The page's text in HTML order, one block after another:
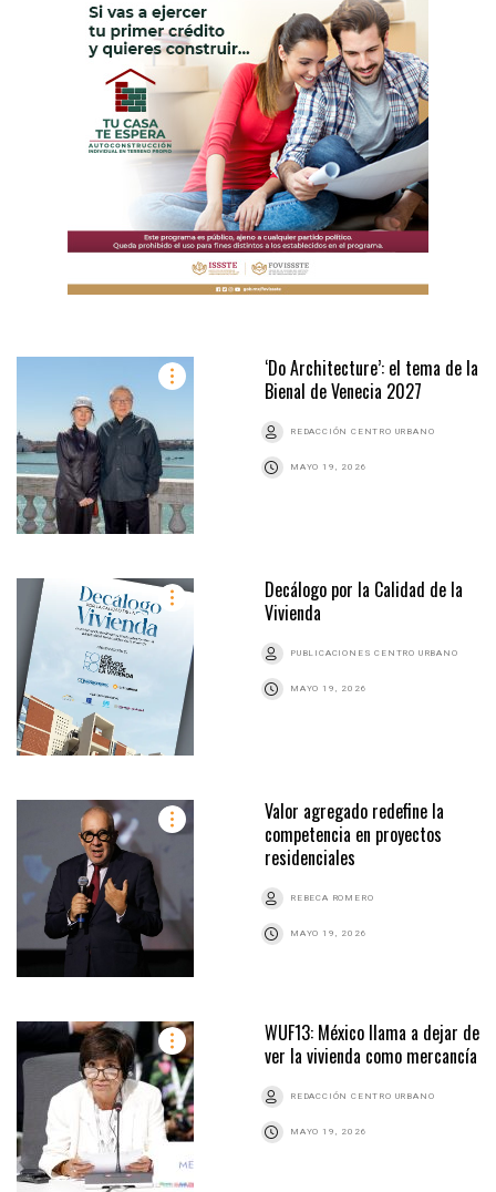
‘Do Architecture’: el tema de la
Bienal de Venecia 2027
REDACCIÓN CENTRO URBANO
MAYO 19, 2026
Decálogo por la Calidad de la
Vivienda
PUBLICACIONES CENTRO URBANO
MAYO 19, 2026
Valor agregado redefine la
competencia en proyectos
residenciales
REBECA ROMERO
MAYO 19, 2026
WUF13: México llama a dejar de
ver la vivienda como mercancía
REDACCIÓN CENTRO URBANO
MAYO 19, 2026